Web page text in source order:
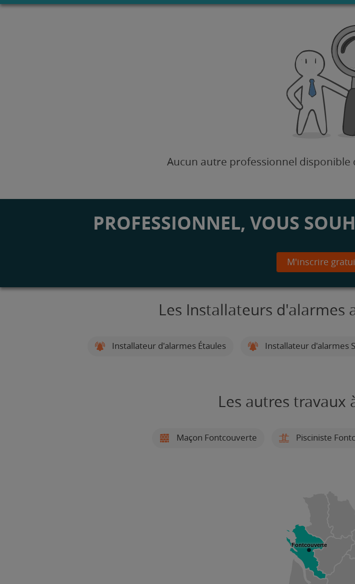
Aucun autre professionnel disponible
PROFESSIONNEL, VOUS
M'inscrire
Les Installateurs d'alarmes
Installateur d'alarmes Étaules Installateur d'alarmes
Les autres travaux
Maçon Fontcouverte Pisciniste
Fontcouverte